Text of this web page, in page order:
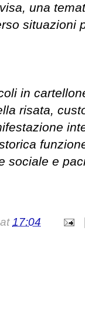
una
situazioni
in
risata,
sociale e
at17:04